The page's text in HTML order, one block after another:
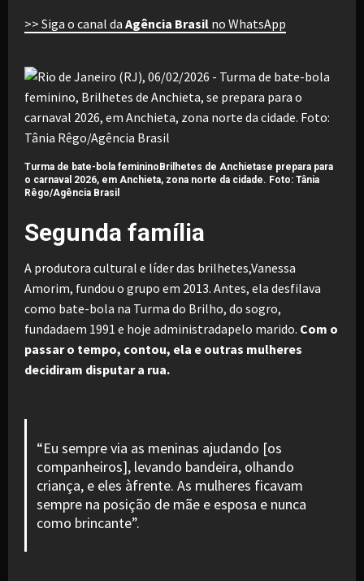
>> Siga o canal da Agência Brasil no WhatsApp
Turma de bate-bola femininoBrilhetes de Anchietase prepara para
o carnaval 2026, em Anchieta, zona norte da cidade. Foto: Tânia
Rêgo/Agência Brasil
Segunda família
A produtora cultural e líder das brilhetes,Vanessa
Amorim, fundou o grupo em 2013. Antes, ela desfilava
como bate-bola na Turma do Brilho, do sogro,
fundadaem 1991 e hoje administradapelo marido. Com o
passar o tempo, contou, ela e outras mulheres
decidiram disputar a rua.
“Eu sempre via as meninas ajudando [os
companheiros], levando bandeira, olhando
criança, e eles àfrente. As mulheres ficavam
sempre na posição de mãe e esposa e nunca
como brincante”.